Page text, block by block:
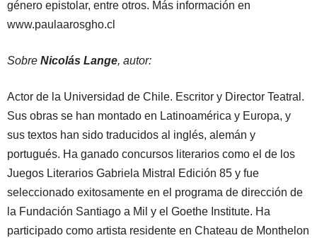
género epistolar, entre otros. Más información en
www.paulaarosgho.cl
Sobre Nicolás Lange, autor:
Actor de la Universidad de Chile. Escritor y Director Teatral.
Sus obras se han montado en Latinoamérica y Europa, y
sus textos han sido traducidos al inglés, alemán y
portugués. Ha ganado concursos literarios como el de los
Juegos Literarios Gabriela Mistral Edición 85 y fue
seleccionado exitosamente en el programa de dirección de
la Fundación Santiago a Mil y el Goethe Institute. Ha
participado como artista residente en Chateau de Monthelon